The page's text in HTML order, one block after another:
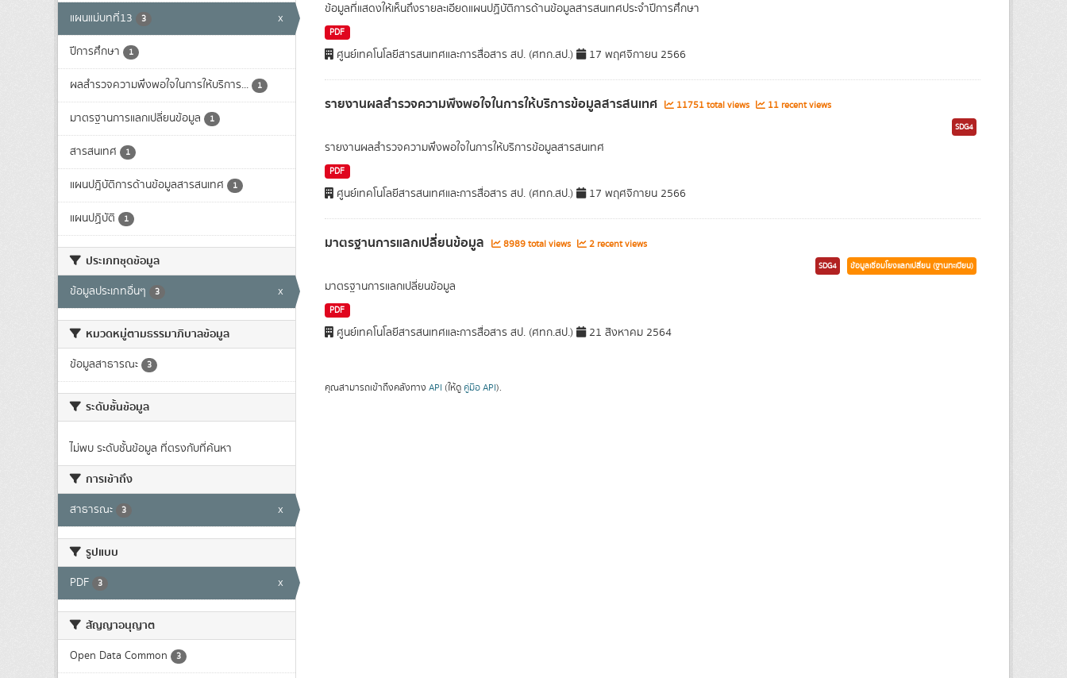
แผนแม่บทที่13 3 x
ปีการศึกษา 1
ผลสำรวจความพึงพอใจในการให้บริการ... 1
มาตรฐานการแลกเปลี่ยนข้อมูล 1
สารสนเทศ 1
แผนปฎิบัติการด้านข้อมูลสารสนเทศ 1
แผนปฏิบัติ 1
ประเภทชุดข้อมูล
ข้อมูลประเภทอื่นๆ 3 x
หมวดหมู่ตามธรรมาภิบาลข้อมูล
ข้อมูลสาธารณะ 3
ระดับชั้นข้อมูล
ไม่พบ ระดับชั้นข้อมูล ที่ตรงกับที่ค้นหา
การเข้าถึง
สาธารณะ 3 x
รูปแบบ
PDF 3 x
สัญญาอนุญาต
Open Data Common 3
ข้อมูลที่แสดงให้เห็นถึงรายละเอียดแผนปฏิบัติการด้านข้อมูลสารสนเทศประจำปีการศึกษา
PDF
ศูนย์เทคโนโลยีสารสนเทศและการสื่อสาร สป. (ศทก.สป.) 17 พฤศจิกายน 2566
รายงานผลสำรวจความพึงพอใจในการให้บริการข้อมูลสารสนเทศ 11751 total views 11 recent views
SDG4
รายงานผลสำรวจความพึงพอใจในการให้บริการข้อมูลสารสนเทศ
PDF
ศูนย์เทคโนโลยีสารสนเทศและการสื่อสาร สป. (ศทก.สป.) 17 พฤศจิกายน 2566
มาตรฐานการแลกเปลี่ยนข้อมูล 8989 total views 2 recent views
SDG4 ข้อมูลเชื่อมโยงแลกเปลี่ยน (ฐานทะเบียน)
มาตรฐานการแลกเปลี่ยนข้อมูล
PDF
ศูนย์เทคโนโลยีสารสนเทศและการสื่อสาร สป. (ศทก.สป.) 21 สิงหาคม 2564
คุณสามารถเข้าถึงคลังทาง API (ให้ดู คู่มือ API).